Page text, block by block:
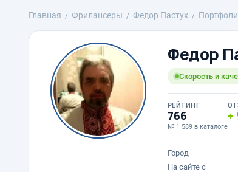
Главная Фрилансеры Федор Пастух
Федор
Скорость и
РЕЙТИНГ
766
№ 1 589 в каталоге
Город
На сайте с